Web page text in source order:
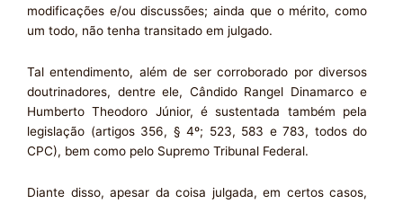
modificações e/ou discussões; ainda que o mérito, como
um todo, não tenha transitado em julgado.
Tal entendimento, além de ser corroborado por diversos
doutrinadores, dentre ele, Cândido Rangel Dinamarco e
Humberto Theodoro Júnior, é sustentada também pela
legislação (artigos 356, § 4º; 523, 583 e 783, todos do
CPC), bem como pelo Supremo Tribunal Federal.
Diante disso, apesar da coisa julgada, em certos casos,